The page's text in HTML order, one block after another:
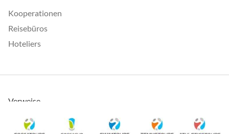
Kooperationen
Reisebüros
Hoteliers
Verweise